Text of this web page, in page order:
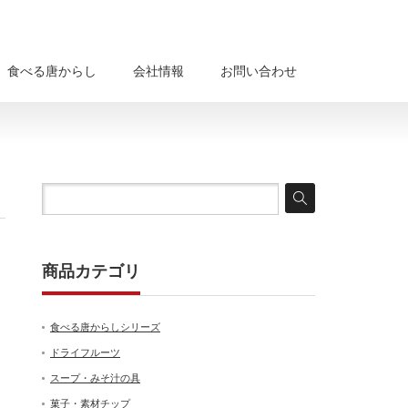
食べる唐からし 会社情報 お問い合わせ
商品カテゴリ
食べる唐からしシリーズ
ドライフルーツ
スープ・みそ汁の具
菓子・素材チップ